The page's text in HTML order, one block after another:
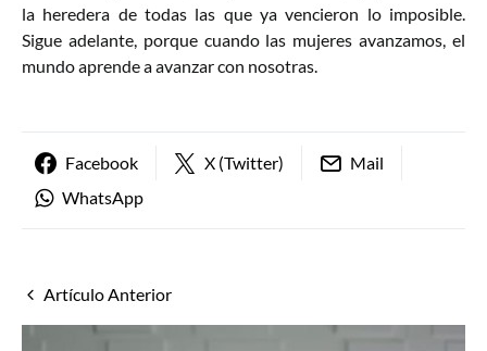
la heredera de todas las que ya vencieron lo imposible.
Sigue adelante, porque cuando las mujeres avanzamos, el
mundo aprende a avanzar con nosotras.
Facebook X (Twitter)
Mail
WhatsApp
Artículo Anterior